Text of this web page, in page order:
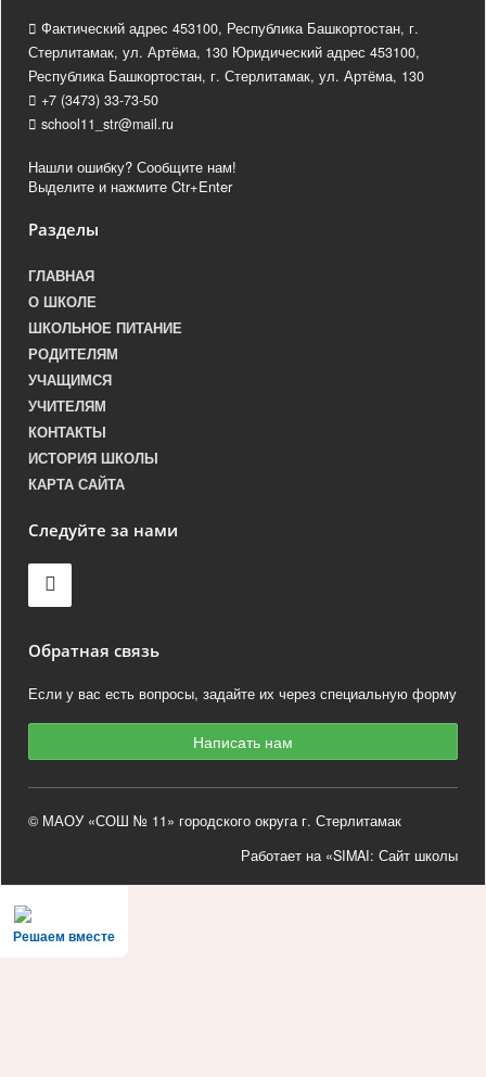
Фактический адрес 453100, Республика Башкортостан, г.
Стерлитамак, ул. Артёма, 130 Юридический адрес 453100,
Республика Башкортостан, г. Стерлитамак, ул. Артёма, 130
+7 (3473) 33-73-50
school11_str@mail.ru
Нашли ошибку? Сообщите нам!
Выделите и нажмите Ctr+Enter
Разделы
ГЛАВНАЯ
О ШКОЛЕ
ШКОЛЬНОЕ ПИТАНИЕ
РОДИТЕЛЯМ
УЧАЩИМСЯ
УЧИТЕЛЯМ
КОНТАКТЫ
ИСТОРИЯ ШКОЛЫ
КАРТА САЙТА
Следуйте за нами
Обратная связь
Если у вас есть вопросы, задайте их через специальную форму
Написать нам
© МАОУ «СОШ № 11» городского округа г. Стерлитамак
Работает на «SIMAI: Сайт школы
Решаем вместе